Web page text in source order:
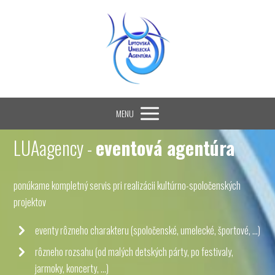
MENU
LUAagency -eventová agentúra
ponúkame kompletný servis pri realizácii kultúrno-spoločenských
projektov
eventy rôzneho charakteru (spoločenské, umelecké, športové, ...)
rôzneho rozsahu (od malých detských párty, po festivaly,
jarmoky, koncerty, ...)